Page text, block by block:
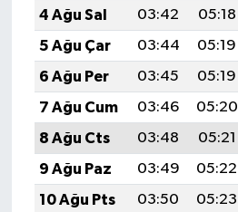
4 Ağu Sal
03:42 05:18
5 Ağu Çar
03:44 05:19
6 Ağu Per
03:45 05:19
7 Ağu Cum
03:46 05:20
8 Ağu Cts
03:48 05:21
9 Ağu Paz
03:49 05:22
10 Ağu Pts
03:50 05:23